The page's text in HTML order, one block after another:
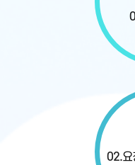
02.요